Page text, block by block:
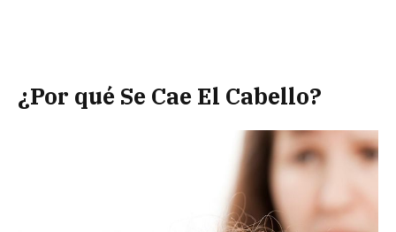
¿Por qué Se Cae El Cabello?